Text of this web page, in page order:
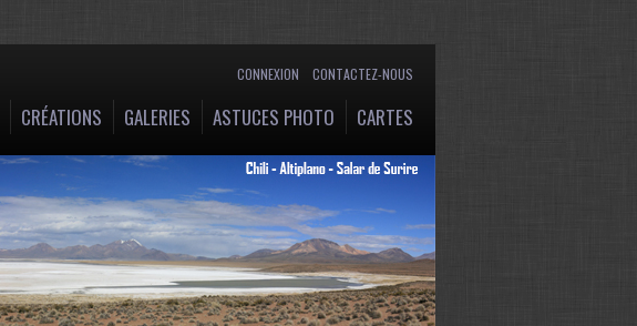
CONNEXION CONTACTEZ-NOUS
CRÉATIONS GALERIES ASTUCES PHOTO CARTES